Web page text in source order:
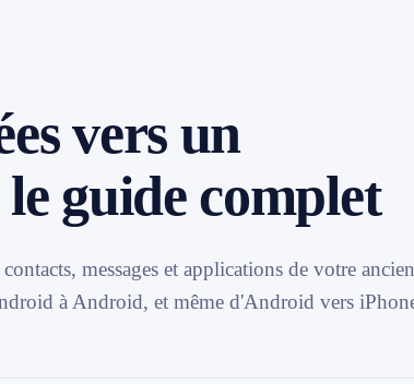
vers un
guide complet
messages et applications de votre ancien
à Android, et même d'Android vers